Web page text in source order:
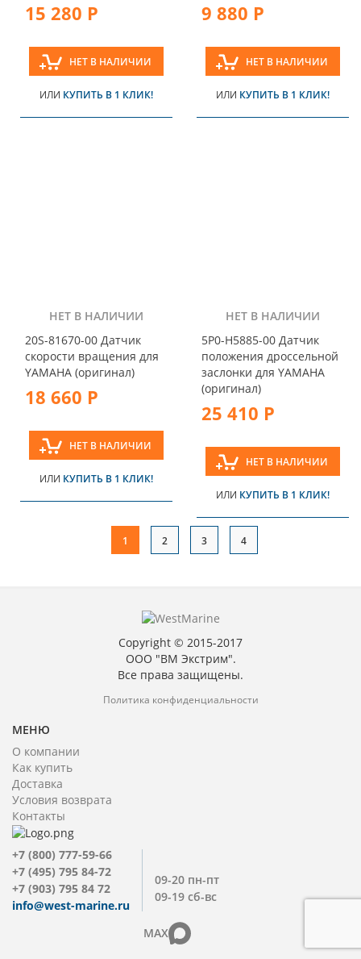
15 280 Р
НЕТ В НАЛИЧИИ
ИЛИ КУПИТЬ В 1 КЛИК!
9 880 Р
НЕТ В НАЛИЧИИ
ИЛИ КУПИТЬ В 1 КЛИК!
НЕТ В НАЛИЧИИ
20S-81670-00 Датчик
скорости вращения для
YAMAHA (оригинал)
18 660 Р
НЕТ В НАЛИЧИИ
ИЛИ КУПИТЬ В 1 КЛИК!
НЕТ В НАЛИЧИИ
5P0-H5885-00 Датчик
положения дроссельной
заслонки для YAMAHA
(оригинал)
25 410 Р
НЕТ В НАЛИЧИИ
ИЛИ КУПИТЬ В 1 КЛИК!
1 2 3 4
Copyright © 2015-2017
ООО "ВМ Экстрим".
Все права защищены.
Политика конфиденциальности
МЕНЮ
О компании
Как купить
Доставка
Условия возврата
Контакты
+7 (800) 777-59-66
+7 (495) 795 84-72
+7 (903) 795 84 72
info@west-marine.ru
09-20 пн-пт
09-19 сб-вс
MAX